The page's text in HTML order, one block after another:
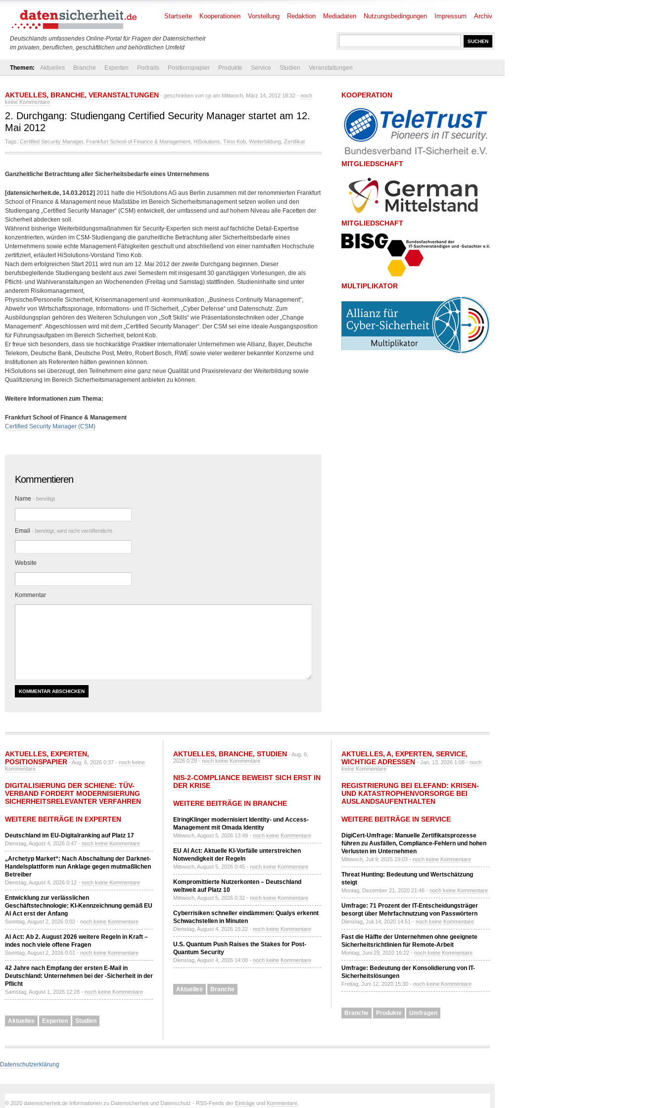
Deutschlands umfassendes Online-Portal für Fragen der Datensicherheit
im privaten, beruflichen, geschäftlichen und behördlichen Umfeld
Startseite Kooperationen Vorstellung Redaktion Mediadaten Nutzungsbedingungen Impressum Archiv
Themen: Aktuelles Branche Experten Portraits Positionspapier Produkte Service Studien Veranstaltungen
AKTUELLES, BRANCHE, VERANSTALTUNGEN - geschrieben von cp am Mittwoch, März 14, 2012 18:32 - noch
keine Kommentare
2. Durchgang: Studiengang Certified Security Manager startet am 12.
Mai 2012
Tags: Certified Security Manager, Frankfurt School of Finance & Management HiSolutions Timo Kob Weiterbildung Zertifikat
Ganzheitliche Betrachtung aller Sicherheitsbedarfe eines Unternehmens
[datensicherheit.de, 14.03.2012] 2011 hatte die HiSolutions AG aus Berlin zusammen mit der renommierten Frankfurt
School of Finance & Management neue Maßstäbe im Bereich Sicherheitsmanagement setzen wollen und den
Studiengang „Certified Security Manager“ (CSM) entwickelt, der umfassend und auf hohem Niveau alle Facetten der
Sicherheit abdecken soll.
Während bisherige Weiterbildungsmaßnahmen für Security-Experten sich meist auf fachliche Detail-Expertise
konzentrierten, würden im CSM-Studiengang die ganzheitliche Betrachtung aller Sicherheitsbedarfe eines
Unternehmens sowie echte Management-Fähigkeiten geschult und abschließend von einer namhaften Hochschule
zertifiziert, erläutert HiSolutions-Vorstand Timo Kob.
Nach dem erfolgreichen Start 2011 wird nun am 12. Mai 2012 der zweite Durchgang beginnen. Dieser
berufsbegleitende Studiengang besteht aus zwei Semestern mit insgesamt 30 ganztägigen Vorlesungen, die als
Pflicht- und Wahlveranstaltungen an Wochenenden (Freitag und Samstag) stattfinden. Studieninhalte sind unter
anderem Risikomanagement,
Physische/Personelle Sicherheit, Krisenmanagement und -kommunikation, „Business Continuity Management“,
Abwehr von Wirtschaftsspionage, Informations- und IT-Sicherheit, „Cyber Defense“ und Datenschutz. Zum
Ausbildungsplan gehören des Weiteren Schulungen von „Soft Skills“ wie Präsentationstechniken oder „Change
Management“. Abgeschlossen wird mit dem „Certified Security Manager“. Der CSM sei eine ideale Ausgangsposition
für Führungsaufgaben im Bereich Sicherheit, betont Kob.
Er freue sich besonders, dass sie hochkarätige Praktiker internationaler Unternehmen wie Allianz, Bayer, Deutsche
Telekom, Deutsche Bank, Deutsche Post, Metro, Robert Bosch, RWE sowie vieler weiterer bekannter Konzerne und
Institutionen als Referenten hätten gewinnen können.
HiSolutions sei überzeugt, den Teilnehmern eine ganz neue Qualität und Praxisrelevanz der Weiterbildung sowie
Qualifizierung im Bereich Sicherheitsmanagement anbieten zu können.
Weitere Informationen zum Thema:
Frankfurt School of Finance & Management
Certified Security Manager (CSM)
Kommentieren
Name - benötigt
Email - benötigt, wird nicht veröffentlicht.
Website
Kommentar
KOOPERATION
MITGLIEDSCHAFT
MITGLIEDSCHAFT
MULTIPLIKATOR
AKTUELLES, EXPERTEN,
POSITIONSPAPIER - Aug. 6, 2026 0:37 - noch keine
Kommentare
DIGITALISIERUNG DER SCHIENE: TÜV-
VERBAND FORDERT MODERNISIERUNG
SICHERHEITSRELEVANTER VERFAHREN
WEITERE BEITRÄGE IN EXPERTEN
Deutschland im EU-Digitalranking auf Platz 17
Dienstag, August 4, 2026 0:47 - noch keine Kommentare
„Archetyp Market“: Nach Abschaltung der Darknet-
Handelsplattform nun Anklage gegen mutmaßlichen
Betreiber
Dienstag, August 4, 2026 0:12 - noch keine Kommentare
Entwicklung zur verlässlichen
Geschäftstechnologie: KI-Kennzeichnung gemäß EU
AI Act erst der Anfang
Sonntag, August 2, 2026 0:02 - noch keine Kommentare
AI Act: Ab 2. August 2026 weitere Regeln in Kraft –
indes noch viele offene Fragen
Sonntag, August 2, 2026 0:01 - noch keine Kommentare
42 Jahre nach Empfang der ersten E-Mail in
Deutschland: Unternehmen bei der -Sicherheit in der
Pflicht
Samstag, August 1, 2026 12:28 - noch keine Kommentare
Aktuelles Experten Studien
AKTUELLES, BRANCHE, STUDIEN - Aug. 6,
2026 0:29 -noch keine Kommentare
NIS-2-COMPLIANCE BEWEIST SICH ERST IN
DER KRISE
WEITERE BEITRÄGE IN BRANCHE
ElringKlinger modernisiert Identity- und Access-
Management mit Omada Identity
Mittwoch, August 5, 2026 13:49 - noch keine Kommentare
EU AI Act: Aktuelle KI-Vorfälle unterstreichen
Notwendigkeit der Regeln
Mittwoch, August 5, 2026 0:45 - noch keine Kommentare
Kompromittierte Nutzerkonten – Deutschland
weltweit auf Platz 10
Mittwoch, August 5, 2026 0:32 - noch keine Kommentare
Cyberrisiken schneller eindämmen: Qualys erkennt
Schwachstellen in Minuten
Dienstag, August 4, 2026 15:22 - noch keine Kommentare
U.S. Quantum Push Raises the Stakes for Post-
Quantum Security
Dienstag, August 4, 2026 14:00 - noch keine Kommentare
Aktuelles Branche
AKTUELLES, A, EXPERTEN, SERVICE,
WICHTIGE ADRESSEN - Jan. 13, 2026 1:08 - noch
keine Kommentare
REGISTRIERUNG BEI ELEFAND: KRISEN-
UND KATASTROPHENVORSORGE BEI
AUSLANDSAUFENTHALTEN
WEITERE BEITRÄGE IN SERVICE
DigiCert-Umfrage: Manuelle Zertifikatsprozesse
führen zu Ausfällen, Compliance-Fehlern und hohen
Verlusten im Unternehmen
Mittwoch, Juli 9, 2025 19:03 - noch keine Kommentare
Threat Hunting: Bedeutung und Wertschätzung
steigt
Montag, Dezember 21, 2020 21:46 - noch keine Kommentare
Umfrage: 71 Prozent der IT-Entscheidungsträger
besorgt über Mehrfachnutzung von Passwörtern
Dienstag, Juli 14, 2020 14:51 - noch keine Kommentare
Fast die Hälfte der Unternehmen ohne geeignete
Sicherheitsrichtlinien für Remote-Arbeit
Montag, Juni 29, 2020 16:22 - noch keine Kommentare
Umfrage: Bedeutung der Konsolidierung von IT-
Sicherheitslösungen
Freitag, Juni 12, 2020 15:30 - noch keine Kommentare
Branche Produkte Umfragen
Datenschutzerklärung
© 2020 datensicherheit.de Informationen zu Datensicherheit und Datenschutz - RSS-Feeds der Einträge und Kommentare